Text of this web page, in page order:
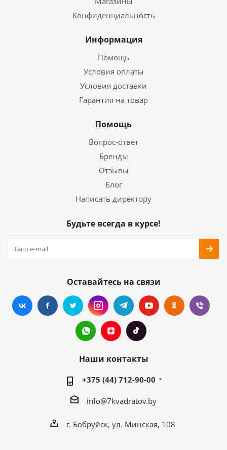
Конфиденциальность
Информация
Помощь
Условия оплаты
Условия доставки
Гарантия на товар
Помощь
Вопрос-ответ
Бренды
Отзывы
Блог
Написать директору
Будьте всегда в курсе!
Оставайтесь на связи
Наши контакты
+375 (44) 712-90-00
info@7kvadratov.by
г. Бобруйск, ул. Минская, 108